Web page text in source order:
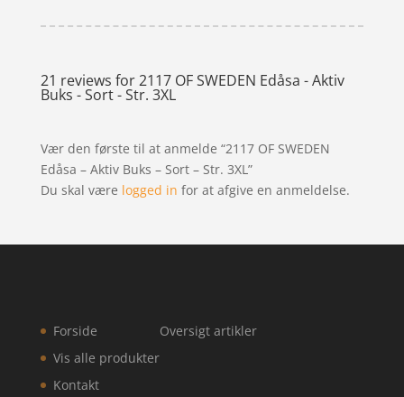
21 reviews for2117 OF SWEDEN Edåsa - Aktiv
Buks - Sort - Str. 3XL
Vær den første til at anmelde “2117 OF SWEDEN
Edåsa – Aktiv Buks – Sort – Str. 3XL”
Du skal være logged in for at afgive en anmeldelse.
Forside
Vis alle produkter
Kontakt
Oversigt artikler